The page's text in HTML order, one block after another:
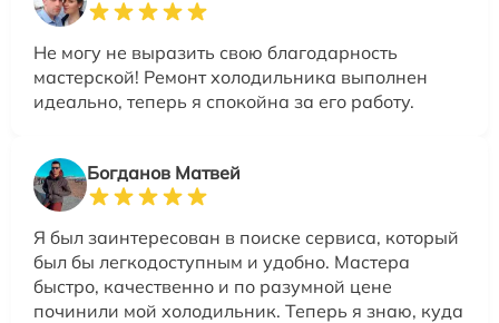
Не могу не выразить свою благодарность
мастерской! Ремонт холодильника выполнен
идеально, теперь я спокойна за его работу.
Богданов Матвей
Я был заинтересован в поиске сервиса, который
был бы легкодоступным и удобно. Мастера
быстро, качественно и по разумной цене
починили мой холодильник. Теперь я знаю, куда